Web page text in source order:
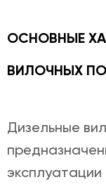
ОСНОВНЫЕ
ВИЛОЧНЫХ
Дизельные